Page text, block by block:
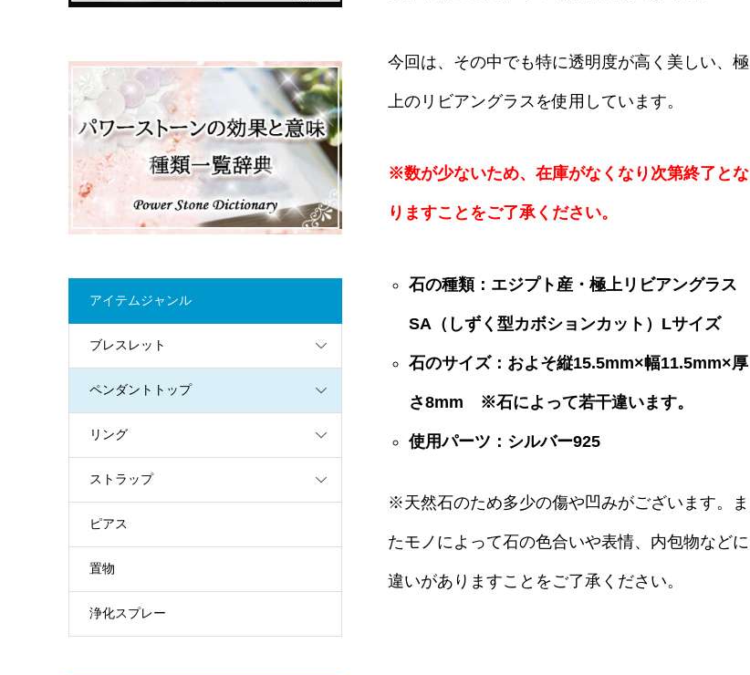
今回は、その中でも特に透明度が高く美しい、極
上のリビアングラスを使用しています。
※数が少ないため、在庫がなくなり次第終了とな
りますことをご了承ください。
石の種類：エジプト産・極上リビアングラス
SA（しずく型カボションカット）Lサイズ
石のサイズ：およそ縦15.5mm×幅11.5mm×厚
さ8mm ※石によって若干違います。
使用パーツ：シルバー925
※天然石のため多少の傷や凹みがございます。ま
たモノによって石の色合いや表情、内包物などに
違いがありますことをご了承ください。
アイテムジャンル
ブレスレット
ペンダントトップ
リング
ストラップ
ピアス
置物
浄化スプレー